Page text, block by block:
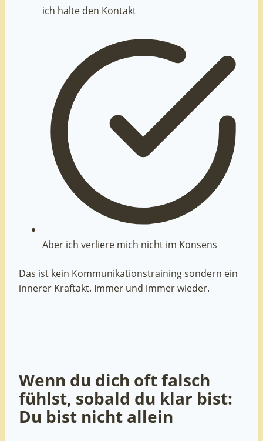
ich halte den Kontakt
Aber ich verliere mich nicht im Konsens
Das ist kein Kommunikationstraining sondern ein
innerer Kraftakt. Immer und immer wieder.
Wenn du dich oft falsch
fühlst, sobald du klar bist:
Du bist nicht allein